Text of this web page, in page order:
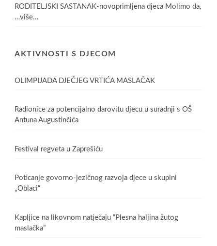
RODITELJSKI SASTANAK-novoprimljena djeca Molimo da,
…više...
AKTIVNOSTI S DJECOM
OLIMPIJADA DJEČJEG VRTIĆA MASLAČAK
Radionice za potencijalno darovitu djecu u suradnji s OŠ
Antuna Augustinčića
Festival regveta u Zaprešiću
Poticanje govorno-jezičnog razvoja djece u skupini
„Oblaci“
Kapljice na likovnom natječaju “Plesna haljina žutog
maslačka”